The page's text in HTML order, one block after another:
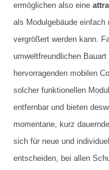
ermöglichen also eine
als Modulgebäude
vergrößert werden kann.
umweltfreundlichen
hervorragenden mobilen
solcher funktionellen
entfernbar und bieten
momentane, kurz dauernde
sich für neue und
entscheiden, bei allen